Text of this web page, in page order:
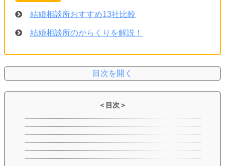
結婚相談所おすすめ13社比較
結婚相談所のからくりを解説！